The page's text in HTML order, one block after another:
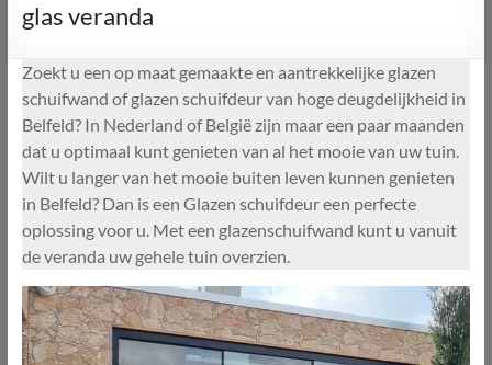
glas veranda
Zoekt u een op maat gemaakte en aantrekkelijke glazen
schuifwand of glazen schuifdeur van hoge deugdelijkheid in
Belfeld? In Nederland of België zijn maar een paar maanden
dat u optimaal kunt genieten van al het mooie van uw tuin.
Wilt u langer van het mooie buiten leven kunnen genieten
in Belfeld? Dan is een Glazen schuifdeur een perfecte
oplossing voor u. Met een glazenschuifwand kunt u vanuit
de veranda uw gehele tuin overzien.